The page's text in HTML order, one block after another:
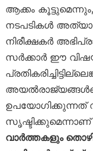
ആക്കം
നടപടികൾ
നിരീക്ഷകർ
സർക്കാർ ഈ
ഉപയോഗിക്കുന്നത്
വാർത്തകളും